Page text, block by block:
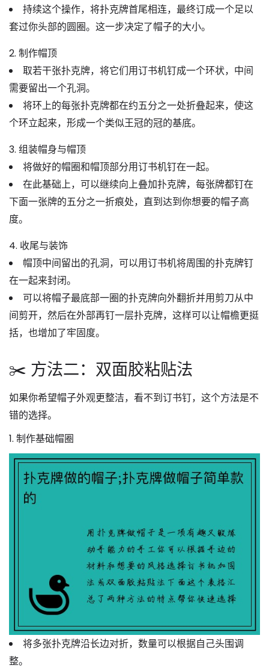
持续这个操作，将扑克牌首尾相连， 最终订成一个足以
套过你头部的圆圈。这一步决定了帽子的大小。
2. 制作帽顶
取若干张扑克牌，将它们用订书机钉成一个环状，中间
需要留出一个孔洞。
将环上的每张扑克牌都在约五分之一处折叠起来，使这
个环立起来，形成一个类似王冠的冠的基底。
3. 组装帽身与帽顶
将做好的帽圈和帽顶部分用订书机钉在一起。
在此基础上，可以继续向上叠加扑克牌， 每张牌都钉在
下面一张牌的五分之一折痕处，直到达到你想要的帽子高
度。
4. 收尾与装饰
帽顶中间留出的孔洞，可以用订书机将周围的扑克牌钉
在一起来封闭。
可以将帽子最底部一圈的扑克牌向外翻折并用剪刀从中
间剪开，然后在外部再钉一层扑克牌，这样可以让帽檐更挺
括，也增加了牢固度。
✂️ 方法二：双面胶粘贴法
如果你希望帽子外观更整洁，看不到订书钉，这个方法是不
错的选择。
1. 制作基础帽圈
将多张扑克牌沿长边对折，数量可以根据自己头围调
整。